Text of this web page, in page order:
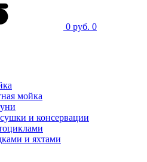
0 руб. 0
мойка
и консервации
и яхтами